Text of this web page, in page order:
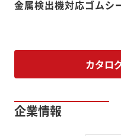
金属検出機対応ゴムシ
カタロ
企業情報